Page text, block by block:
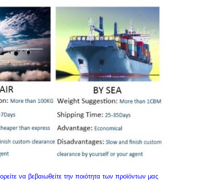
να βεβαιωθείτε την ποιότητα των προϊόντων μας